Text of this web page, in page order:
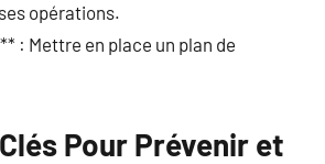
opérations.
: Mettre en place un plan de
Pour Prévenir et